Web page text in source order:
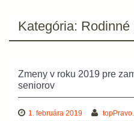
Kategória: Rodinné
Zmeny v roku 2019 pre
seniorov
1. februára 2019